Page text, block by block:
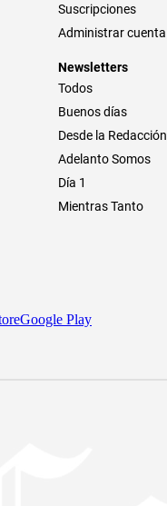
Suscripciones
Administrar cuenta
Newsletters
Todos
Buenos días
Desde la Redacción
Adelanto Somos
Día 1
Mientras Tanto
Google Play